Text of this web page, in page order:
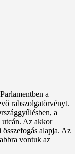
a
rabszolgatörvényt.
a
utcán. Az akkor
alapja. Az
vontuk az